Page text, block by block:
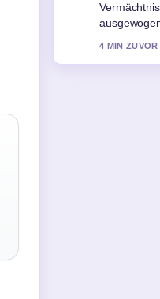
2026....
aktuell.
6 MIN ZUVOR